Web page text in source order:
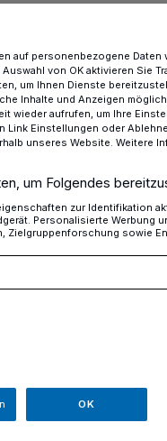
begrüßt 20 neue
20
mit den
und
ins Rathaus
auf personenbezogene Daten
von OK aktivieren Sie
um Ihnen Dienste
Inhalte und Anzeigen
wieder aufrufen, um Ihre
Link Einstellungen oder
unseres Website. Weitere
um Folgendes
zur Identifikation
Personalisierte Werbung
Zielgruppenforschung sowie
OK